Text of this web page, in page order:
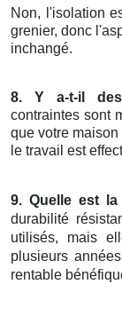
Non, l'isolation
grenier, donc
inchangé.
8. Y a-t-il
contraintes sont
que votre
le travail est
9. Quelle est
durabilité
utilisés, mais
plusieurs
rentable